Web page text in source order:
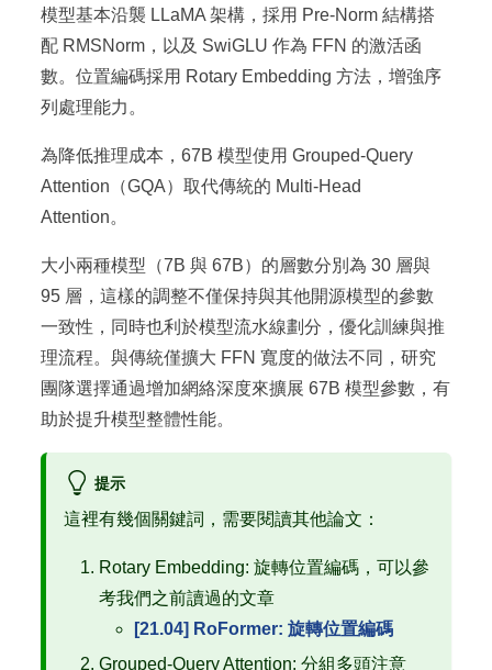
模型基本沿襲 LLaMA 架構，採用 Pre-Norm 結構搭
配 RMSNorm，以及 SwiGLU 作為 FFN 的激活函
數。位置編碼採用 Rotary Embedding 方法，增強序
列處理能力。
為降低推理成本，67B 模型使用 Grouped-Query
Attention（GQA）取代傳統的 Multi-Head
Attention。
大小兩種模型（7B 與 67B）的層數分別為 30 層與
95 層，這樣的調整不僅保持與其他開源模型的參數
一致性，同時也利於模型流水線劃分，優化訓練與推
理流程。與傳統僅擴大 FFN 寬度的做法不同，研究
團隊選擇通過增加網絡深度來擴展 67B 模型參數，有
助於提升模型整體性能。
提示
這裡有幾個關鍵詞，需要閱讀其他論文：
Rotary Embedding: 旋轉位置編碼，可以參
考我們之前讀過的文章
[21.04] RoFormer: 旋轉位置編碼
Grouped-Query Attention: 分組多頭注意